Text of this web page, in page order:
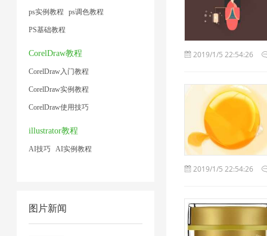
ps实例教程 ps调色教程
PS基础教程
CorelDraw教程
CorelDraw入门教程
CorelDraw实例教程
CorelDraw使用技巧
illustrator教程
AI技巧 AI实例教程
图片新闻
2019/1/5 22:54:26
2019/1/5 22:54:26